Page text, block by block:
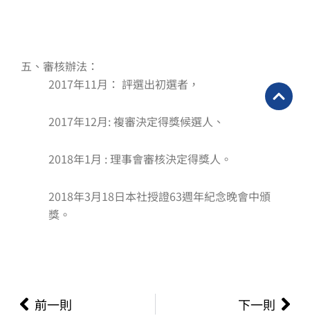
五、審核辦法：
2017年11月： 評選出初選者，
2017年12月:複審決定得獎候選人、
2018年1月 : 理事會審核決定得獎人。
2018年3月18日本社授證63週年紀念晚會中頒
獎。
上一頁
前一則 下一則 下